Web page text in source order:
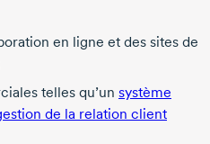
en ligne et des sites de
telles qu’un système
de la relation client